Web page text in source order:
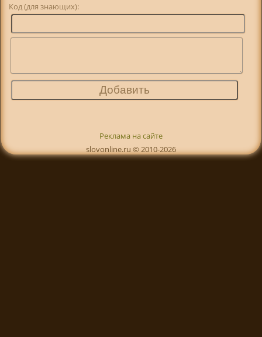
Код (для знающих):
Реклама на сайте
slovonline.ru © 2010-2026